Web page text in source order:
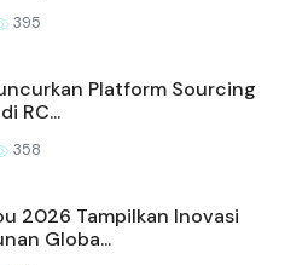
395
Platform Sourcing
RC...
358
2026 Tampilkan Inovasi
Globa...